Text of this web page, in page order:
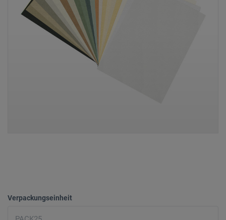
Verpackungseinheit